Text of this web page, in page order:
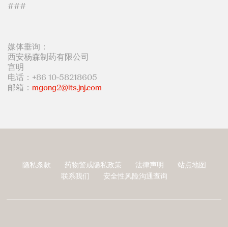
###
媒体垂询：
西安杨森制药有限公司
宫明
电话：+86 10-58218605
邮箱： mgong2@its.jnj.com
隐私条款 药物警戒隐私政策 法律声明
站点地图
联系我们
安全性风险沟通查询